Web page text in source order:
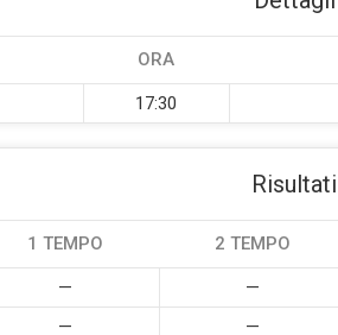
ORA
17:30
Risultati
1 TEMPO 2 TEMPO
— —
— —